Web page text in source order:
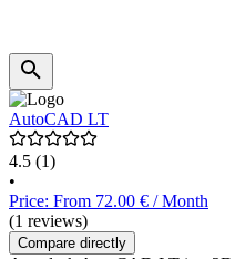
AutoCAD LT
4.5 (1)
•
Price: From 72.00 € / Month
(1 reviews)
Compare directly